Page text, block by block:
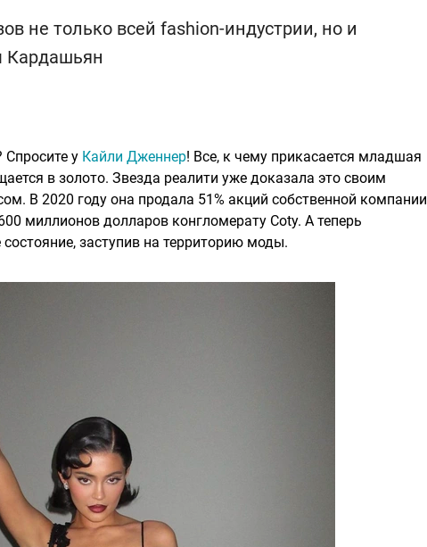
не только всей fashion-индустрии, но и
Кардашьян
Спросите у Кайли Дженнер! Все, к чему прикасается младшая
в золото. Звезда реалити уже доказала это своим
В 2020 году она продала 51% акций собственной компании
миллионов долларов конгломерату Coty. А теперь
заступив на территорию моды.